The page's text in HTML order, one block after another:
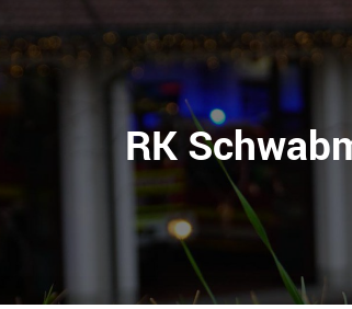
RK